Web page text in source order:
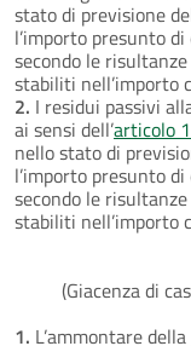
stato di previsione
l’importo presunto
secondo le
stabiliti nell’importo
2. I residui passivi
ai sensi dell’articolo
nello stato di
l’importo presunto
secondo le
stabiliti nell’importo
(Giacenza di
1. L’ammontare